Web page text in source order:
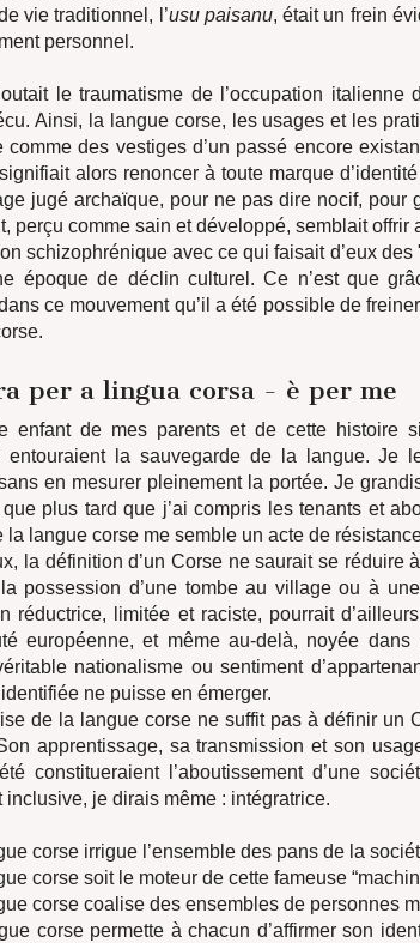
vie traditionnel, l’usu paisanu, était un frein
personnel.
le traumatisme de l’occupation
Ainsi, la langue corse, les usages et les
comme des vestiges d’un passé encore
alors renoncer à toute marque
jugé archaïque, pour ne pas dire nocif, pour
perçu comme sain et développé, semblait offrir
schizophrénique avec ce qui faisait d’eux
époque de déclin culturel. Ce n’est que
ce mouvement qu’il a été possible de
per a lingua corsa - è per me
enfant de mes parents et de cette histoire
entouraient la sauvegarde de la langue. Je
en mesurer pleinement la portée. Je
que plus tard que j’ai compris les tenants et
la langue corse me semble un acte de
la définition d’un Corse ne saurait se réduire
possession d’une tombe au village ou à
réductrice, limitée et raciste, pourrait
européenne, et même au-delà, noyée
nationalisme ou sentiment
ne puisse en émerger.
de la langue corse ne suffit pas à définir un
apprentissage, sa transmission et son
constitueraient l’aboutissement d’une
inclusive, je dirais même : intégratrice.
corse irrigue l’ensemble des pans de la
corse soit le moteur de cette fameuse
corse coalise des ensembles de personnes
corse permette à chacun d’affirmer son